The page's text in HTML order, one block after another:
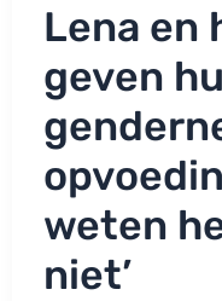
Lena en
geven
weten
niet’